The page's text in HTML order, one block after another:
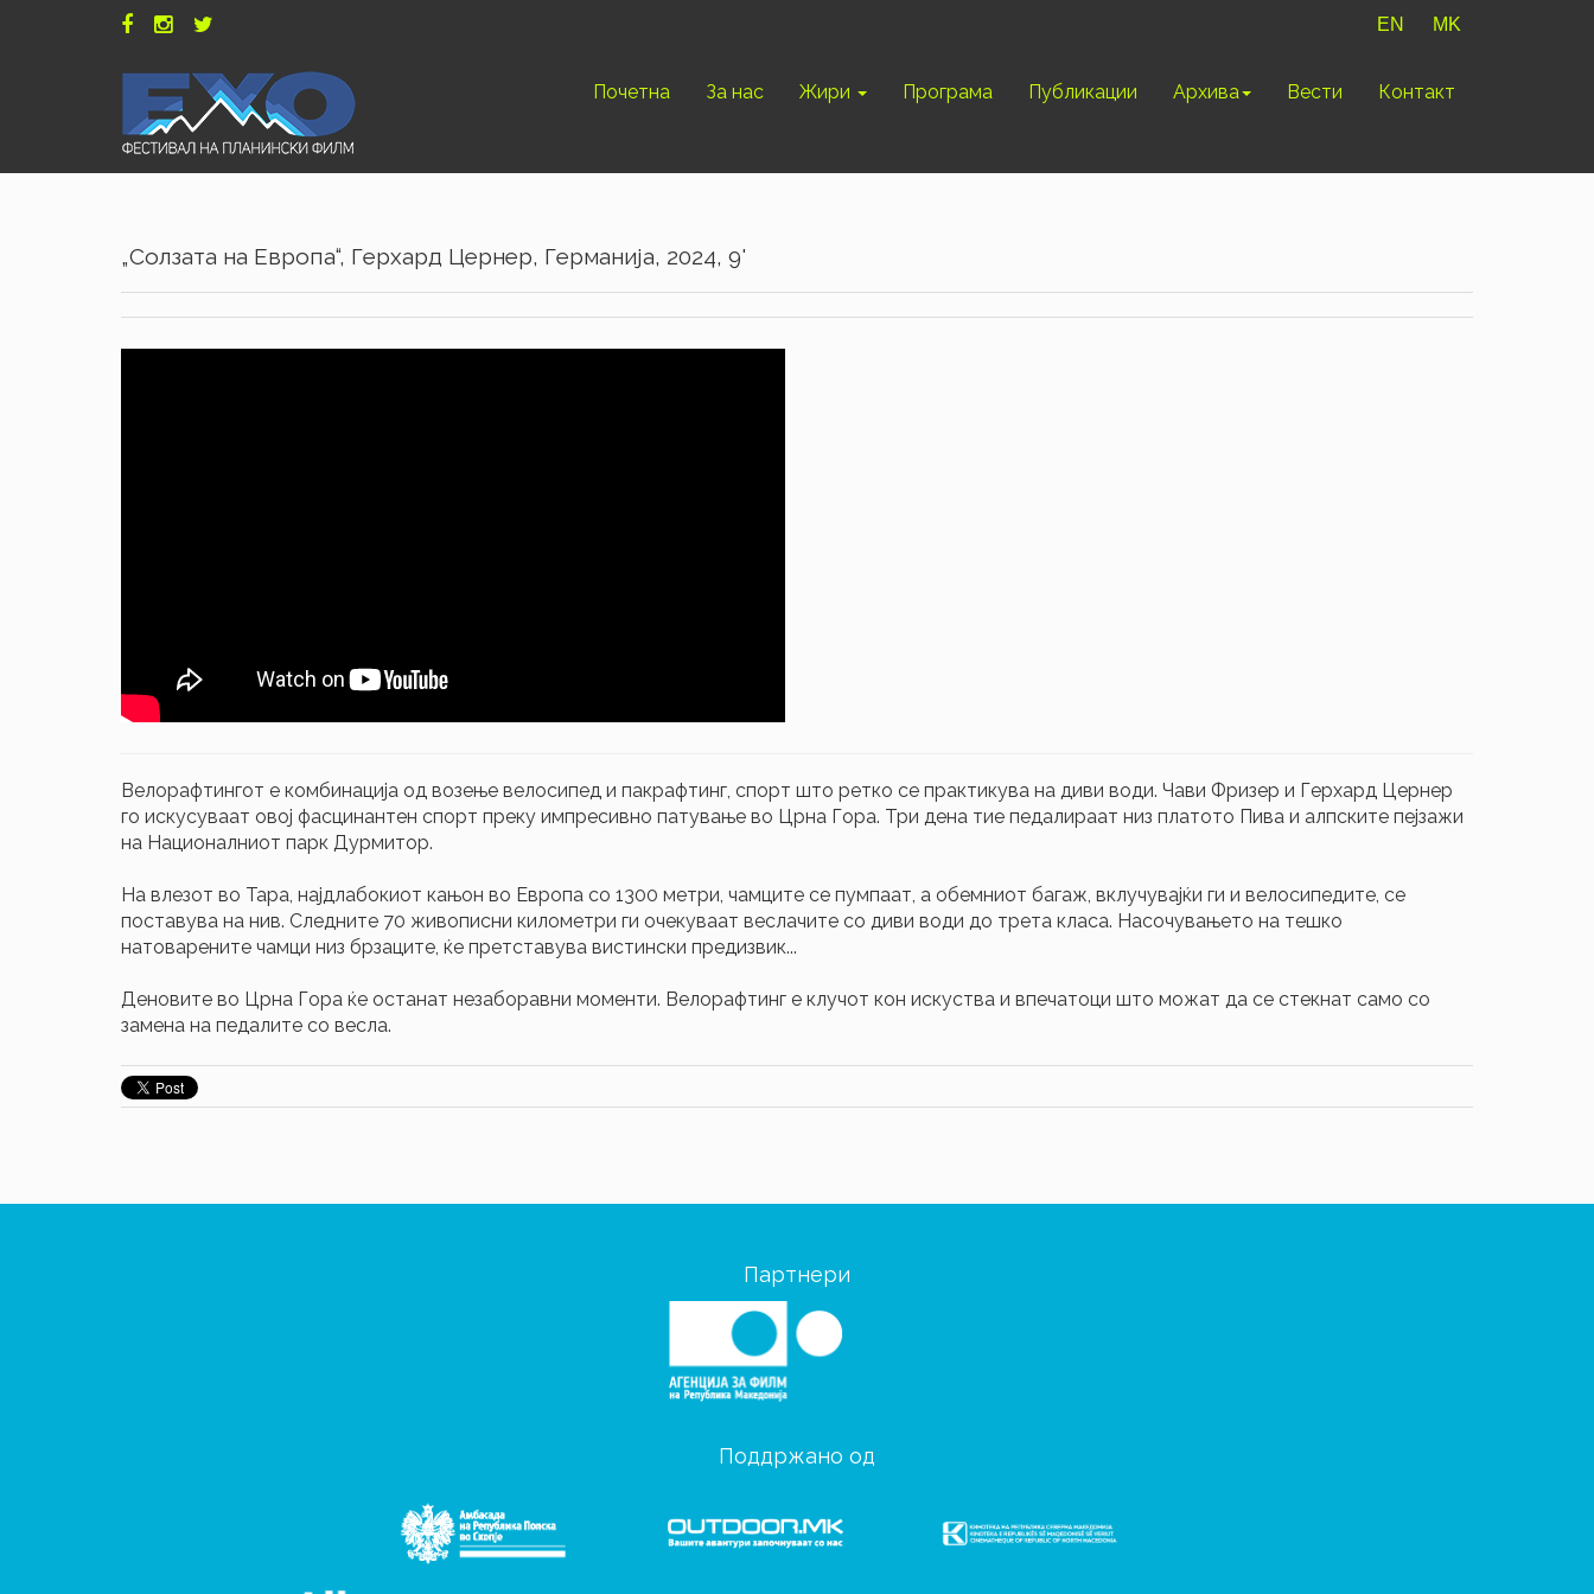
EN MK
Почетна За нас Жири Програма Публикации Архива Вести Контакт
„Солзата на Европа“, Герхард Цернер, Германија, 2024, 9'
Велорaфтингот е комбинација од возење велосипед и пакрафтинг, спорт што ретко се практикува на диви води. Чави Фризер и Герхард Цернер
го искусуваат овој фасцинантен спорт преку импресивно патување во Црна Гора. Три дена тие педалираат низ платото Пива и алпските пејзажи
на Националниот парк Дурмитор.
На влезот во Тара, најдлабокиот кањон во Европа со 1300 метри, чамците се пумпаат, а обемниот багаж, вклучувајќи ги и велосипедите, се
поставува на нив. Следните 70 живописни километри ги очекуваат веслачите со диви води до трета класа. Насочувањето на тешко
натоварените чамци низ брзаците, ќе претставува вистински предизвик...
Деновите во Црна Гора ќе останат незаборавни моменти. Велорaфтинг е клучот кон искуства и впечатоци што можат да се стекнат само со
замена на педалите со весла.
Партнери
Поддржано од